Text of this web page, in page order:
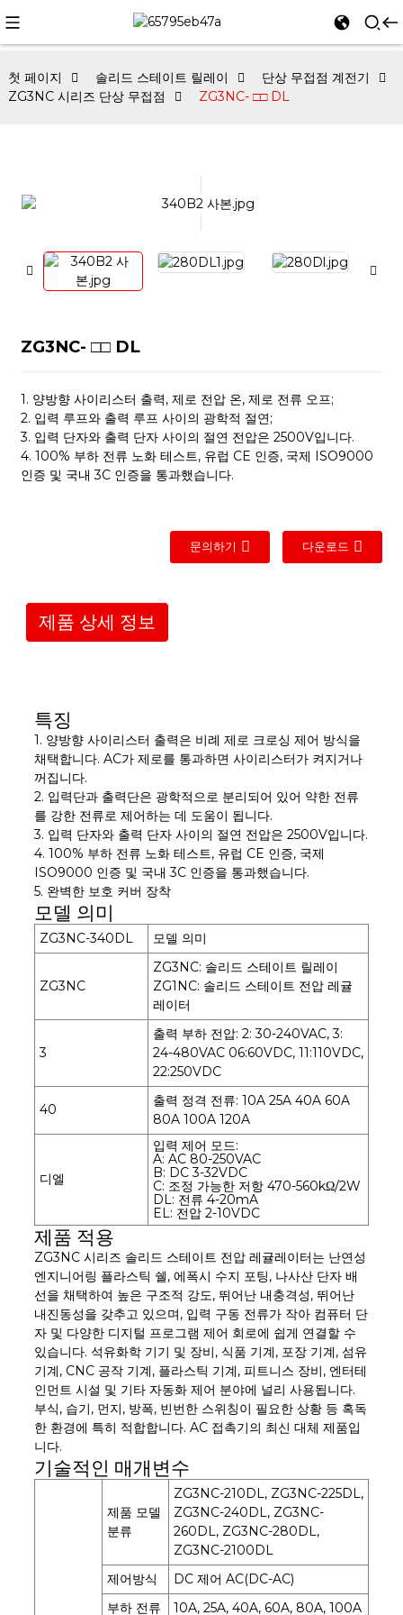
첫 페이지 솔리드 스테이트 릴레이
단상 무접점 계전기
ZG3NC 시리즈 단상 무접점
ZG3NC- □□ DL
ZG3NC- □□ DL
1. 양방향 사이리스터 출력, 제로 전압 온, 제로 전류 오프;
2. 입력 루프와 출력 루프 사이의 광학적 절연;
3. 입력 단자와 출력 단자 사이의 절연 전압은 2500V입니다.
4. 100% 부하 전류 노화 테스트, 유럽 CE 인증, 국제 ISO9000
인증 및 국내 3C 인증을 통과했습니다.
문의하기 다운로드
제품 상세 정보
특징
1. 양방향 사이리스터 출력은 비례 제로 크로싱 제어 방식을
채택합니다. AC가 제로를 통과하면 사이리스터가 켜지거나
꺼집니다.
2. 입력단과 출력단은 광학적으로 분리되어 있어 약한 전류
를 강한 전류로 제어하는 ​​데 도움이 됩니다.
3. 입력 단자와 출력 단자 사이의 절연 전압은 2500V입니다.
4. 100% 부하 전류 노화 테스트, 유럽 CE 인증, 국제
ISO9000 인증 및 국내 3C 인증을 통과했습니다.
5. 완벽한 보호 커버 장착
모델 의미
ZG3NC-340DL 모델 의미
ZG3NC
ZG3NC: 솔리드 스테이트 릴레이
ZG1NC: 솔리드 스테이트 전압 레귤
레이터
3
출력 부하 전압: 2: 30-240VAC, 3:
24-480VAC 06:60VDC, 11:110VDC,
22:250VDC
40
출력 정격 전류: 10A 25A 40A 60A
80A 100A 120A
디엘
입력 제어 모드:
A: AC 80-250VAC
B: DC 3-32VDC
C: 조정 가능한 저항 470-560kΩ/2W
DL: 전류 4-20mA
EL: 전압 2-10VDC
제품 적용
ZG3NC 시리즈 솔리드 스테이트 전압 레귤레이터는 난연성
엔지니어링 플라스틱 쉘, 에폭시 수지 포팅, 나사산 단자 배
선을 채택하여 높은 구조적 강도, 뛰어난 내충격성, 뛰어난
내진동성을 갖추고 있으며, 입력 구동 전류가 작아 컴퓨터 단
자 및 다양한 디지털 프로그램 제어 회로에 쉽게 연결할 수
있습니다. 석유화학 기기 및 장비, 식품 기계, 포장 기계, 섬유
기계, CNC 공작 기계, 플라스틱 기계, 피트니스 장비, 엔터테
인먼트 시설 및 기타 자동화 제어 분야에 널리 사용됩니다.
부식, 습기, 먼지, 방폭, 빈번한 스위칭이 필요한 상황 등 혹독
한 환경에 특히 적합합니다. AC 접촉기의 최신 대체 제품입
니다.
기술적인 매개변수
제품 모델
분류
ZG3NC-210DL, ZG3NC-225DL,
ZG3NC-240DL, ZG3NC-
260DL, ZG3NC-280DL,
ZG3NC-2100DL
제어방식
DC 제어 AC(DC-AC)
부하 전류
10A, 25A, 40A, 60A, 80A, 100A